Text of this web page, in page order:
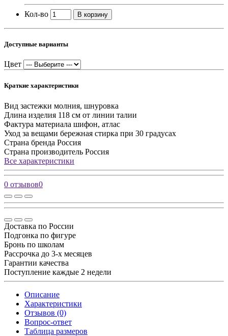
Кол-во В корзину
Доступные варианты
Цвет
Краткие характеристики
Вид застежки молния, шнуровка
Длина изделия 118 см от линии талии
Фактура материала шифон, атлас
Уход за вещами бережная стирка при 30 градусах
Страна бренда Россия
Страна производитель Россия
Все характеристики
0 отзывов0
Доставка по России
Подгонка по фигуре
Бронь по школам
Рассрочка до 3-х месяцев
Гарантии качества
Поступление каждые 2 недели
Описание
Характеристики
Отзывов (0)
Вопрос-ответ
Таблица размеров